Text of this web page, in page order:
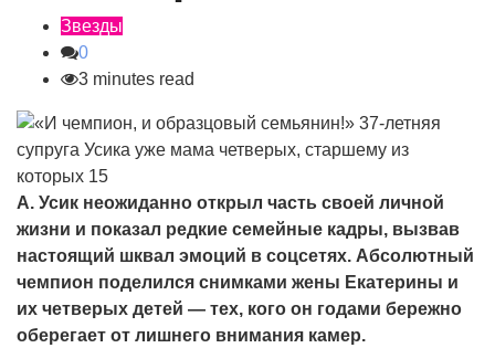
Звезды
0
3 minutes read
А. Усик неожиданно открыл часть своей личной
жизни и показал редкие семейные кадры, вызвав
настоящий шквал эмоций в соцсетях. Абсолютный
чемпион поделился снимками жены Екатерины и
их четверых детей — тех, кого он годами бережно
оберегает от лишнего внимания камер.